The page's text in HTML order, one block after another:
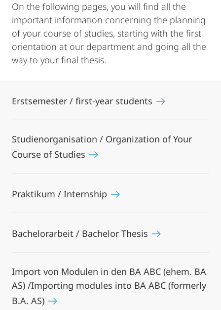
On the following pages, you will find all the
important information concerning the planning
of your course of studies, starting with the first
orientation at our department and going all the
way to your final thesis.
Erstsemester / first-year students
Studienorganisation / Organization of Your
Course of Studies
Praktikum / Internship
Bachelorarbeit / Bachelor Thesis
Import von Modulen in den BA ABC (ehem. BA
AS) /Importing modules into BA ABC (formerly
B.A. AS)